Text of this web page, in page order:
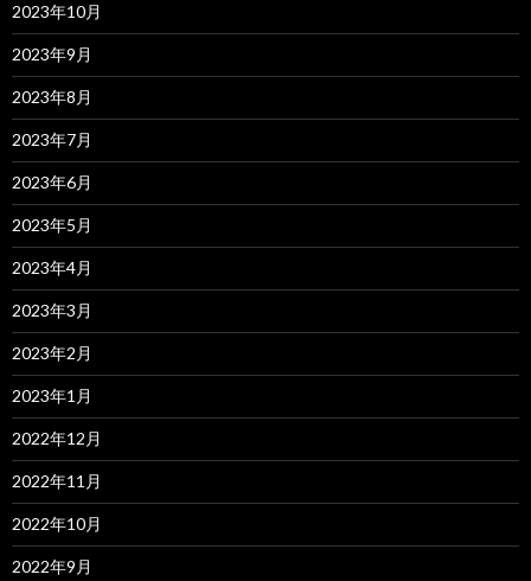
2023年10月
2023年9月
2023年8月
2023年7月
2023年6月
2023年5月
2023年4月
2023年3月
2023年2月
2023年1月
2022年12月
2022年11月
2022年10月
2022年9月